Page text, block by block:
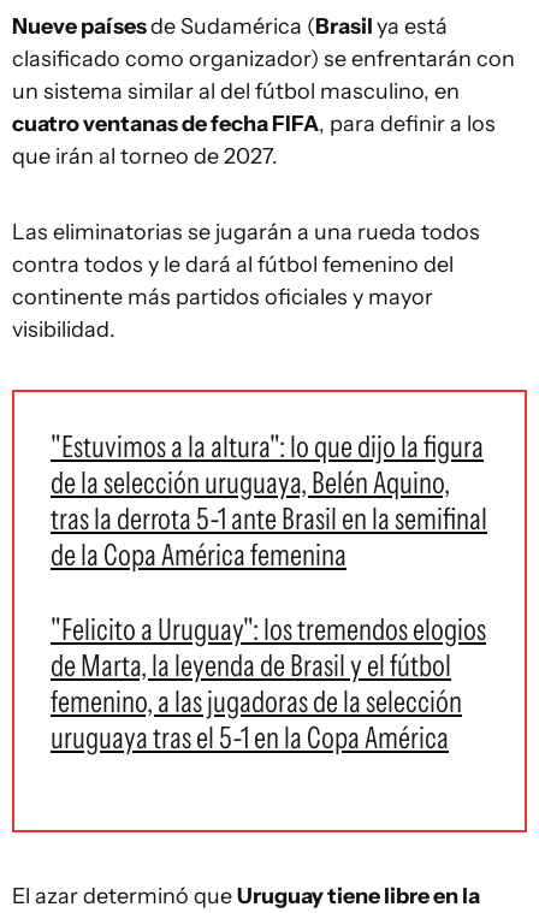
Nueve paísesde Sudamérica (Brasilya está
clasificado como organizador) se enfrentarán con
un sistema similar al del fútbol masculino, en
cuatro ventanas de fecha FIFA, para definir a los
que irán al torneo de 2027.
Las eliminatorias se jugarán a una rueda todos
contra todos y le dará al fútbol femenino del
continente más partidos oficiales y mayor
visibilidad.
"Estuvimos a la altura": lo que dijo la figura
de la selección uruguaya, Belén Aquino,
tras la derrota 5-1 ante Brasil en la semifinal
de la Copa América femenina
"Felicito a Uruguay": los tremendos elogios
de Marta, la leyenda de Brasil y el fútbol
femenino, a las jugadoras de la selección
uruguaya tras el 5-1 en la Copa América
El azar determinó queUruguay tiene libre en la